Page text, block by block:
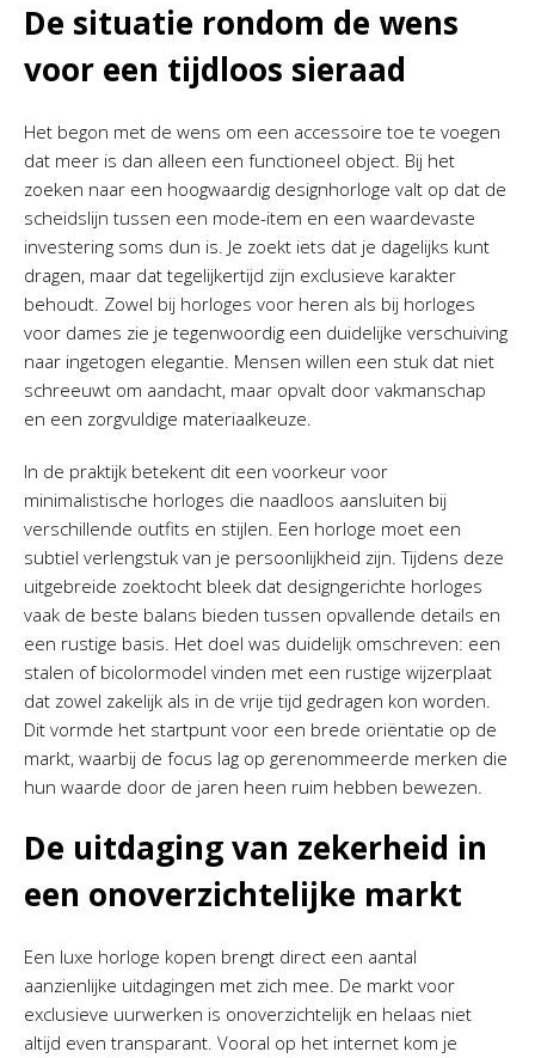
De situatie rondom de wens
voor een tijdloos sieraad
Het begon met de wens om een accessoire toe te voegen
dat meer is dan alleen een functioneel object. Bij het
zoeken naar een hoogwaardig designhorloge valt op dat de
scheidslijn tussen een mode-item en een waardevaste
investering soms dun is. Je zoekt iets dat je dagelijks kunt
dragen, maar dat tegelijkertijd zijn exclusieve karakter
behoudt. Zowel bij horloges voor heren als bij horloges
voor dames zie je tegenwoordig een duidelijke verschuiving
naar ingetogen elegantie. Mensen willen een stuk dat niet
schreeuwt om aandacht, maar opvalt door vakmanschap
en een zorgvuldige materiaalkeuze.
In de praktijk betekent dit een voorkeur voor
minimalistische horloges die naadloos aansluiten bij
verschillende outfits en stijlen. Een horloge moet een
subtiel verlengstuk van je persoonlijkheid zijn. Tijdens deze
uitgebreide zoektocht bleek dat designgerichte horloges
vaak de beste balans bieden tussen opvallende details en
een rustige basis. Het doel was duidelijk omschreven: een
stalen of bicolormodel vinden met een rustige wijzerplaat
dat zowel zakelijk als in de vrije tijd gedragen kon worden.
Dit vormde het startpunt voor een brede oriëntatie op de
markt, waarbij de focus lag op gerenommeerde merken die
hun waarde door de jaren heen ruim hebben bewezen.
De uitdaging van zekerheid in
een onoverzichtelijke markt
Een luxe horloge kopen brengt direct een aantal
aanzienlijke uitdagingen met zich mee. De markt voor
exclusieve uurwerken is onoverzichtelijk en helaas niet
altijd even transparant. Vooral op het internet kom je